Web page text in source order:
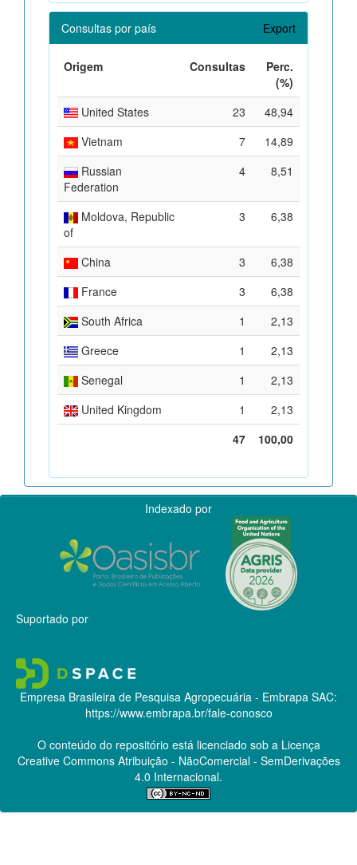
Consultas por país Export
Origem Consultas
Perc.
(%)
United States
23
48,94
Vietnam
7
14,89
Russian
Federation
4 8,51
Moldova, Republic
of
3 6,38
China 3
6,38
France
3
6,38
South Africa
1
2,13
Greece
1
2,13
Senegal
1
2,13
United Kingdom
1
2,13
47
100,00
Indexado por
Suportado por
Empresa Brasileira de Pesquisa Agropecuária - Embrapa SAC:
https://www.embrapa.br/fale-conosco
O conteúdo do repositório está licenciado sob a Licença
Creative CommonsAtribuição - NãoComercial - SemDerivações
4.0 Internacional.